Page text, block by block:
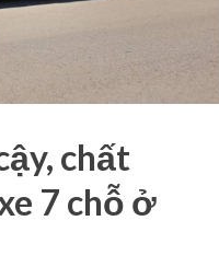
chất
7 chỗ ở